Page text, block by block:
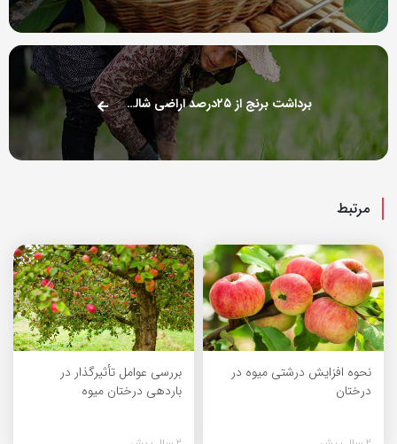
برداشت برنج از ۲۵درصد اراضی شالیزاری فومن
مرتبط
نحوه افزایش درشتی میوه در
درختان
بررسی عوامل تأثیرگذار در
باردهی درختان میوه